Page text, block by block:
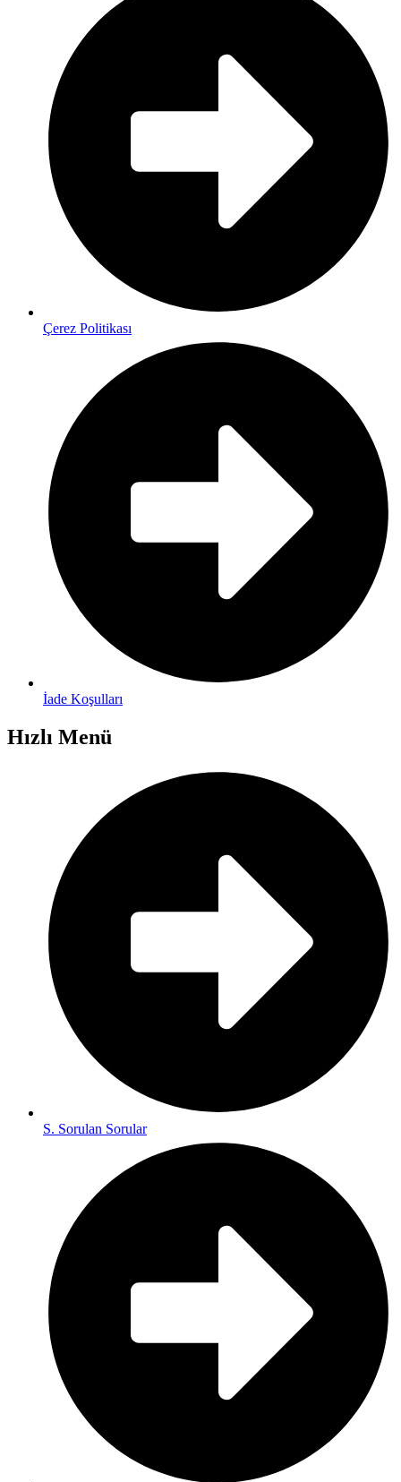
Çerez Politikası
İade Koşulları
Hızlı Menü
S. Sorulan Sorular